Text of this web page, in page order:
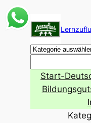
Zum
Inhalt
springen
Start-